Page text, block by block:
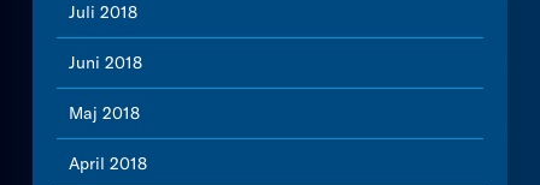
Juli 2018
Juni 2018
Maj 2018
April 2018